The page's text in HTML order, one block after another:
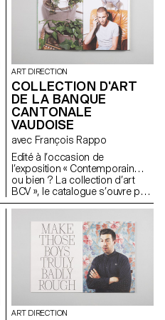
obstacle identitaire et culturel; il
est de nationalité
espagnole. J'ai pris le parti de
raconter ce trouble sous la
forme d'un voyage onirique. Yo
soy de Las Vegas définit
l'identité et la culture comme
des constructions mentales
empiriques, une forme
d'histoire que l'on se crée, et
non comme des entités
essentielles et immanentes. J'ai
tenté de construire un discours
qui m'est propre à travers un
langage composite et
métaphorique afin de réifier et
réinterpréter ces diverses
visions de l'Espagne.
ART DIRECTION
COLLECTION D'ART
DE LA BANQUE
CANTONALE
VAUDOISE
avec François Rappo
Edité à l’occasion de
l’exposition « Contemporain…
ou bien ? La collection d’art
BCV », le catalogue s’ouvre par
un essai photographique, sorte
présentation des oeuvres. Il
propose un regard sur la
collection d'art BCV, acteur
majeur de la scène artistique
vaudoise, et montre ses
relations privilégiées avec les
artistes et leurs projets, en
cette année 2012. Grâce à l'oeil
des photographes Michal
ART DIRECTION